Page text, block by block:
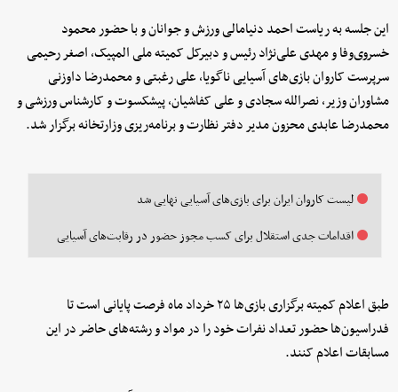
این جلسه به ریاست احمد دنیامالی ورزش و جوانان و با حضور محمود
خسروی‌وفا و مهدی علی‌نژاد رئیس و دبیرکل کمیته ملی المپیک، اصغر رحیمی
سرپرست کاروان بازی‌های آسیایی ناگویا، علی رغبتی و محمدرضا داوزنی
مشاوران وزیر، نصرالله سجادی و علی کفاشیان، پیشکسوت و کارشناس ورزشی و
محمدرضا عابدی محزون مدیر دفتر نظارت و برنامه‌ریزی وزارتخانه برگزار شد.
لیست کاروان ایران برای بازی‌های آسیایی نهایی شد
اقدامات جدی استقلال برای کسب مجوز حضور در رقابت‌های آسیایی
طبق اعلام کمیته برگزاری بازی‌ها ۲۵ خرداد ماه فرصت پایانی است تا
فدراسیون‌ها حضور تعداد نفرات خود را در مواد و رشته‌های حاضر در این
مسابقات اعلام کنند.